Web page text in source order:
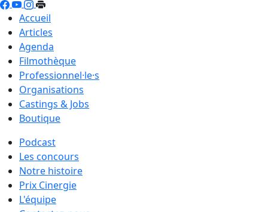
Accueil
Articles
Agenda
Filmothèque
Professionnel·le·s
Organisations
Castings & Jobs
Boutique
Podcast
Les concours
Notre histoire
Prix Cinergie
L'équipe